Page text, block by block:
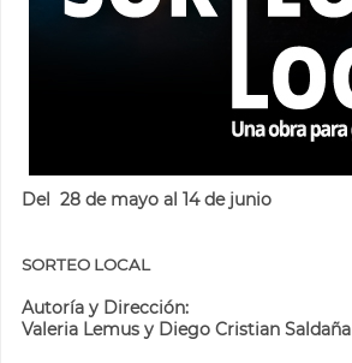
Del 28 de mayo al 14 de junio
SORTEO LOCAL
Autoría y Dirección:
Valeria Lemus y Diego Cristian Saldaña